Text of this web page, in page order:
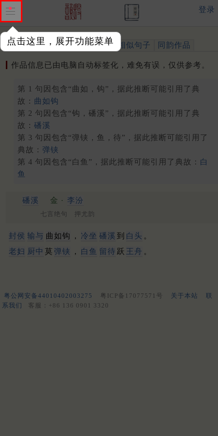
点击这里，展开功能菜单
登录
作品 标注四声 出处、引用 相似句子 同韵作品
作品信息已由电脑自动标签化，难免有误，仅供参考。
第 1 句因包含“曲如，钩”，据此推断可能引用了典
故： 曲如钩
第 2 句因包含“钩，磻溪”，据此推断可能引用了典
故： 磻溪
第 3 句因包含“弹铗，鱼，待”，据此推断可能引用了
典故： 弹铗
第 4 句因包含“白鱼”，据此推断可能引用了典故： 白
鱼
磻溪 金 · 李汾
七言绝句 押尤韵
封侯 输与 曲如钩 ， 冷坐 磻溪 到 白头 。
老妇 厨中 莫 弹铗 ， 白鱼 留待 跃 王舟 。
粤公网安备44010402003275 粤ICP备17077571号 关于本站
联
系我们
客服：+86 136 0901 3320